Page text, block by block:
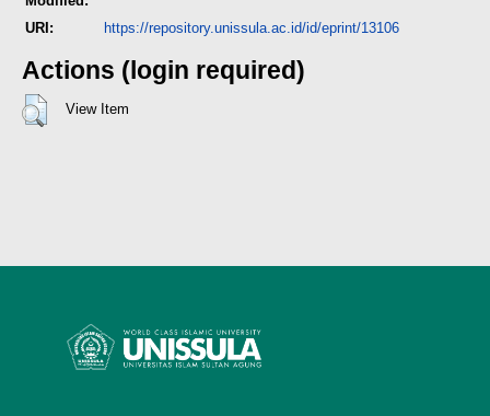
URI: https://repository.unissula.ac.id/id/eprint/13106
Actions (login required)
View Item